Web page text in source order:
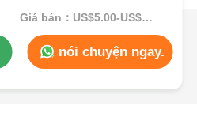
Giá bán：US$5.00-US$60.00
nói chuyện ngay.